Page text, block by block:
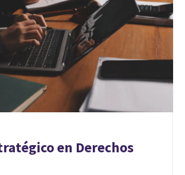
en Derechos